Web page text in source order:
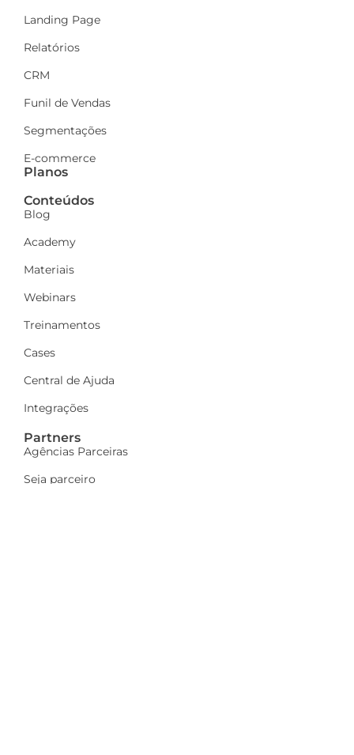
Landing Page
Relatórios
CRM
Funil de Vendas
Segmentações
E-commerce
Planos
Conteúdos
Blog
Academy
Materiais
Webinars
Treinamentos
Cases
Central de Ajuda
Integrações
Partners
Agências Parceiras
Seja parceiro